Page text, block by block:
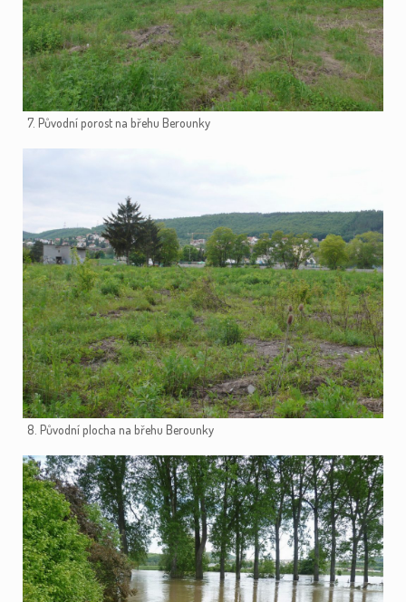
7. Původní porost na břehu Berounky
8. Původní plocha na břehu Berounky